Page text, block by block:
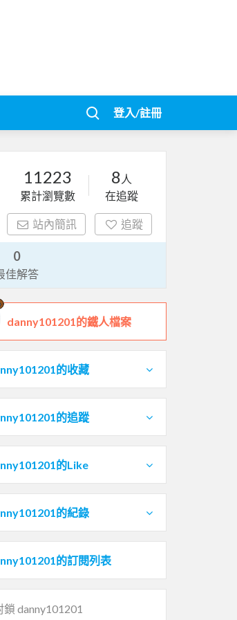
登入/註冊
11223
累計瀏覽數
8 人
在追蹤
站內簡訊 追蹤
0
佳解答
danny101201的鐵人檔案
的收藏
的追蹤
的Like
的紀錄
的訂閱列表
鎖 danny101201